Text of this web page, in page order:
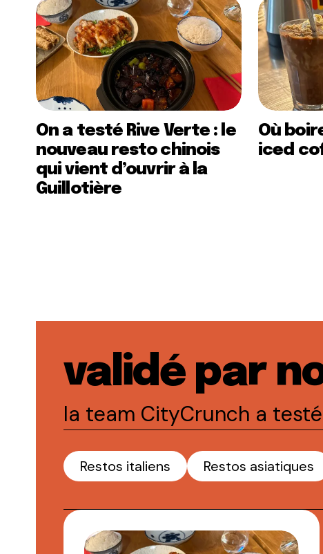
On a testé Rive Verte : le
nouveau resto chinois
qui vient d’ouvrir à la
Guillotière
Où
iced
validé par
la team CityCrunch a
Restos italiens Restos asiatiques